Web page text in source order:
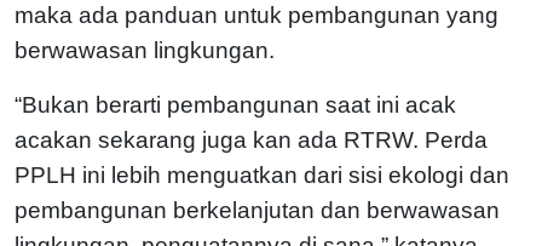
maka ada panduan untuk pembangunan yang
berwawasan lingkungan.
“Bukan berarti pembangunan saat ini acak
acakan sekarang juga kan ada RTRW. Perda
PPLH ini lebih menguatkan dari sisi ekologi dan
pembangunan berkelanjutan dan berwawasan